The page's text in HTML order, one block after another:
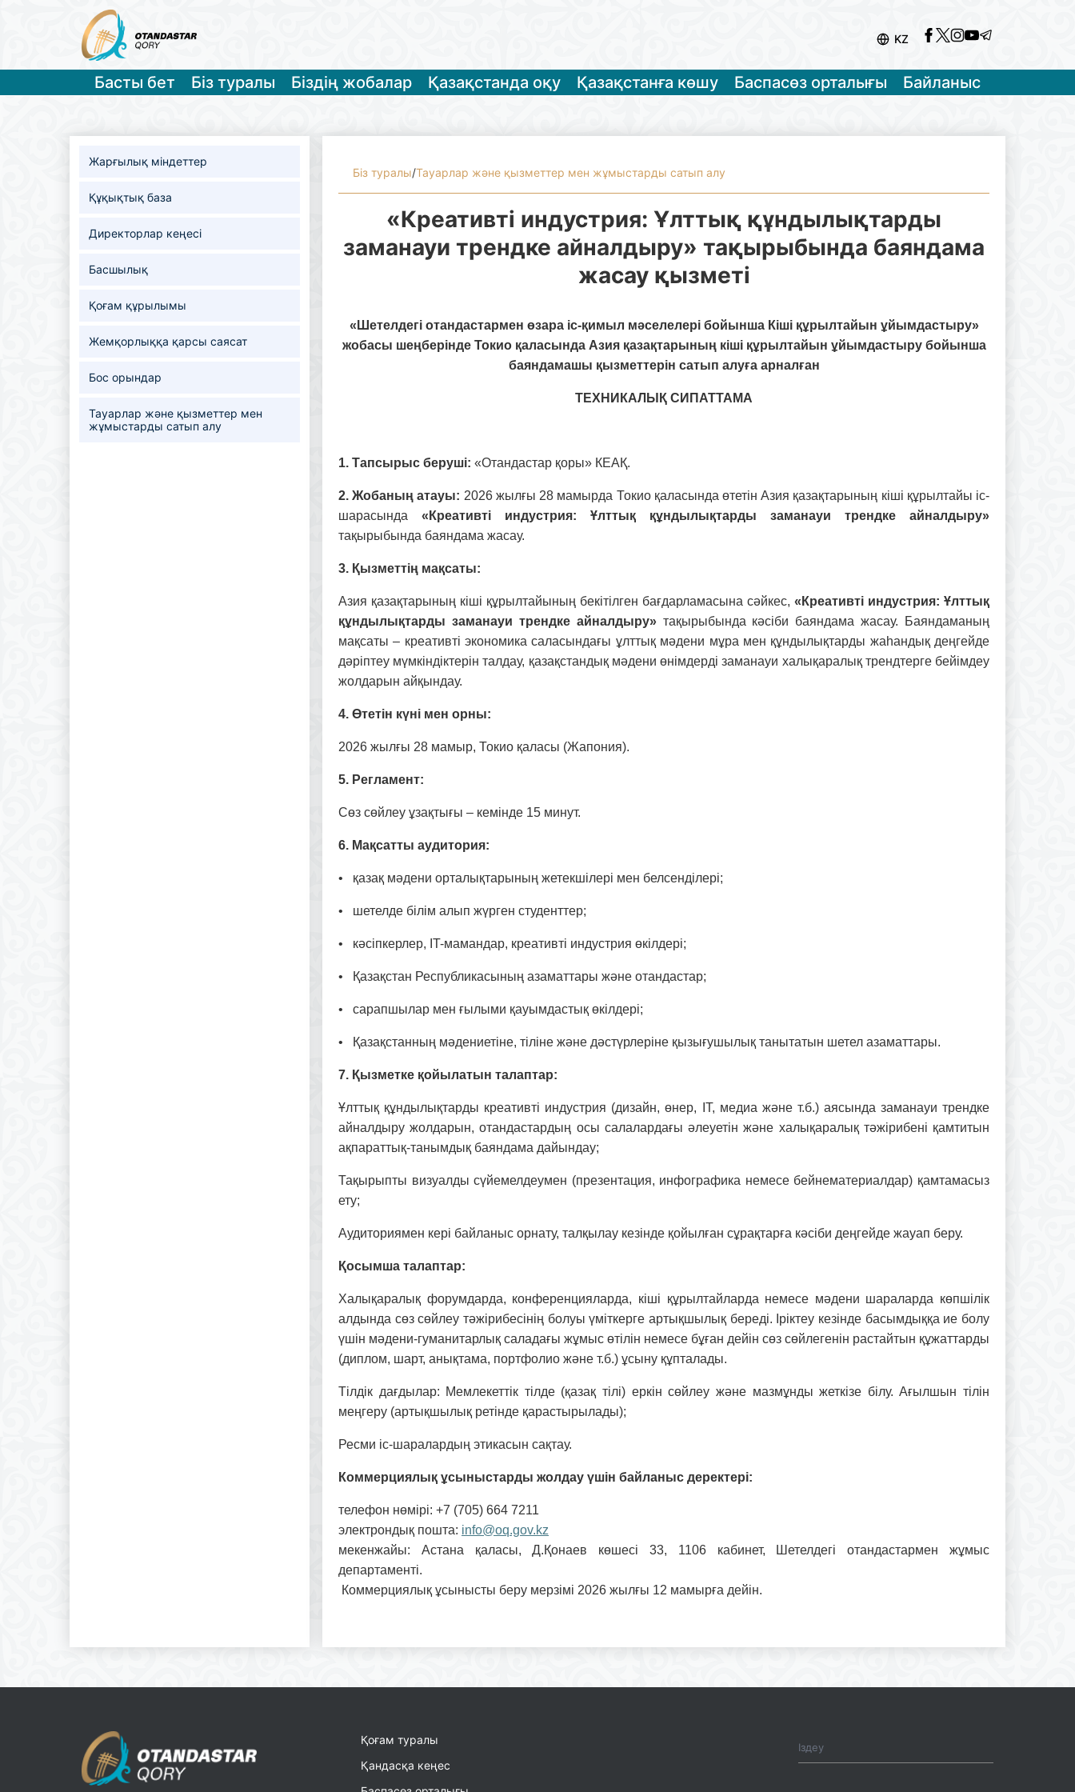
KZ
Басты бет Біз туралы Біздің жобалар Қазақстанда оқу Қазақстанға көшу Баспасөз орталығы Байланыс
Жарғылық міндеттер
Құқықтық база
Директорлар кеңесі
Басшылық
Қоғам құрылымы
Жемқорлыққа қарсы саясат
Бос орындар
Тауарлар және қызметтер мен
жұмыстарды сатып алу
Біз туралы/Тауарлар және қызметтер мен жұмыстарды сатып алу
«Креативті индустрия: Ұлттық құндылықтарды
заманауи трендке айналдыру» тақырыбында баяндама
жасау қызметі
«Шетелдегі отандастармен өзара іс-қимыл мәселелері бойынша Кіші құрылтайын ұйымдастыру»
жобасы шеңберінде Токио қаласында Азия қазақтарының кіші құрылтайын ұйымдастырубойынша
баяндамашы қызметтерін сатып алуға арналған
ТЕХНИКАЛЫҚ СИПАТТАМА
1. Тапсырыс беруші: «Отандастар қоры» КЕАҚ.
2. Жобаның атауы: 2026 жылғы 28 мамырда Токио қаласында өтетін Азия қазақтарының кіші құрылтайы іс-
шарасында «Креативті индустрия: Ұлттық құндылықтарды заманауи трендке айналдыру»
тақырыбында баяндама жасау.
3. Қызметтің мақсаты:
Азия қазақтарының кіші құрылтайының бекітілген бағдарламасына сәйкес, «Креативті индустрия: Ұлттық
құндылықтарды заманауи трендке айналдыру»тақырыбында кәсіби баяндама жасау. Баяндаманың
мақсаты – креативті экономика саласындағы ұлттық мәдени мұра мен құндылықтарды жаһандық деңгейде
дәріптеу мүмкіндіктерін талдау, қазақстандық мәдени өнімдерді заманауи халықаралық трендтерге бейімдеу
жолдарын айқындау.
4. Өтетін күні мен орны:
2026 жылғы 28 мамыр, Токио қаласы (Жапония).
5. Регламент:
Сөз сөйлеу ұзақтығы – кемінде 15 минут.
6. Мақсатты аудитория:
• қазақ мәдени орталықтарының жетекшілері мен белсенділері;
• шетелде білім алып жүрген студенттер;
• кәсіпкерлер, IT-мамандар, креативті индустрия өкілдері;
• Қазақстан Республикасының азаматтары және отандастар;
• сарапшылар мен ғылыми қауымдастық өкілдері;
• Қазақстанның мәдениетіне, тіліне және дәстүрлеріне қызығушылық танытатын шетел азаматтары.
7. Қызметке қойылатын талаптар:
Ұлттық құндылықтарды креативті индустрия (дизайн, өнер, IT, медиа және т.б.) аясында заманауи трендке
айналдыру жолдарын, отандастардың осы салалардағы әлеуетін және халықаралық тәжірибені қамтитын
ақпараттық-танымдық баяндама дайындау;
Тақырыпты визуалды сүйемелдеумен (презентация, инфографика немесе бейнематериалдар) қамтамасыз
ету;
Аудиториямен кері байланыс орнату, талқылау кезінде қойылған сұрақтарға кәсіби деңгейде жауап беру.
Қосымша талаптар:
Халықаралық форумдарда, конференцияларда, кіші құрылтайларда немесе мәдени шараларда көпшілік
алдында сөз сөйлеу тәжірибесінің болуы үміткерге артықшылық береді. Іріктеу кезінде басымдыққа ие болу
үшін мәдени-гуманитарлық саладағы жұмыс өтілін немесе бұған дейін сөз сөйлегенін растайтын құжаттарды
(диплом, шарт, анықтама, портфолио және т.б.) ұсыну құпталады.
Тілдік дағдылар: Мемлекеттік тілде (қазақ тілі) еркін сөйлеу және мазмұнды жеткізе білу. Ағылшын тілін
меңгеру (артықшылық ретінде қарастырылады);
Ресми іс-шаралардың этикасын сақтау.
Коммерциялық ұсыныстарды жолдау үшін байланыс деректері:
телефон нөмірі: +7 (705) 664 7211
электрондық пошта: info@oq.gov.kz
мекенжайы: Астана қаласы, Д.Қонаев көшесі 33, 1106 кабинет, Шетелдегі отандастармен жұмыс
департаменті.
Коммерциялық ұсынысты беру мерзімі 2026 жылғы 12 мамырға дейін.
Қоғам туралы
Қандасқа кеңес